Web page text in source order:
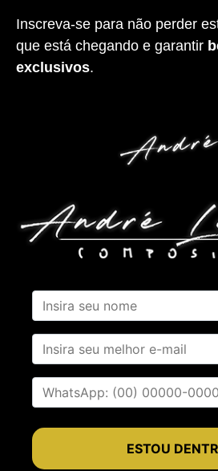
Inscreva-se para não perder
que está chegando e garantir
exclusivos.